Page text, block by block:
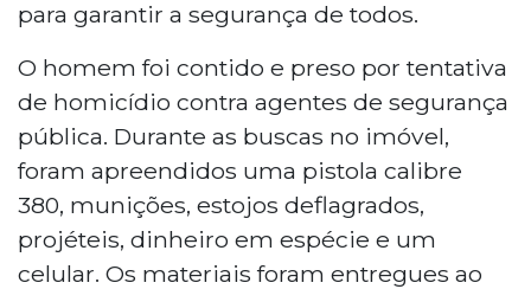
para garantir a segurança de todos.
O homem foi contido e preso por tentativa
de homicídio contra agentes de segurança
pública. Durante as buscas no imóvel,
foram apreendidos uma pistola calibre
380, munições, estojos deflagrados,
projéteis, dinheiro em espécie e um
celular. Os materiais foram entregues ao